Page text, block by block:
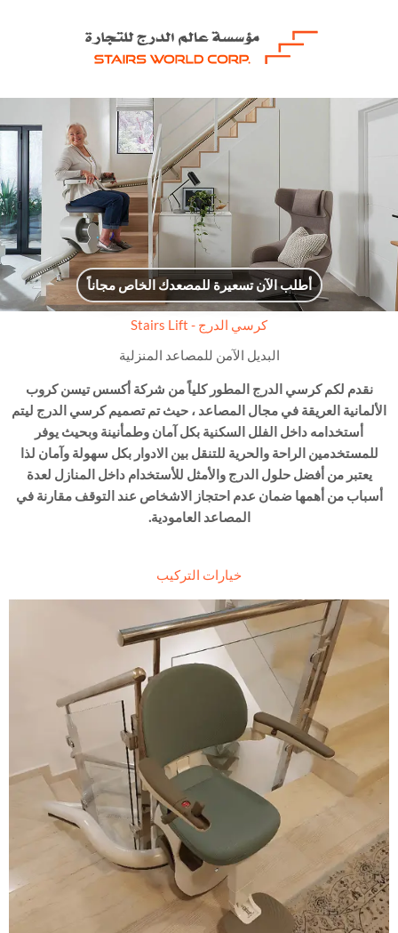
أطلب الآن تسعيرة للمصعدك الخاص مجاناً
كرسي الدرج - Stairs Lift
البديل الآمن للمصاعد المنزلية
نقدم لكم كرسي الدرج المطور كلياً من شركة أكسس تيسن كروب
الألمانية العريقة في مجال المصاعد ، حيث تم تصميمكرسي الدرج ليتم
أستخدامه داخل الفلل السكنية بكل آمان وطمأنينة وبحيث يوفر
للمستخدمين الراحة والحرية للتنقل بين الادوار بكل سهولة وآمان لذا
يعتبر من أفضلحلول الدرج والأمثل للأستخدام داخل المنازل لعدة
أسباب من أهمها ضمان عدم احتجاز الاشخاص عند التوقف مقارنة في
المصاعد العامودية.
خيارات التركيب